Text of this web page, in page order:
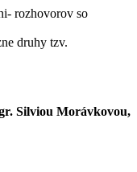
rozhovorov so
druhy tzv.
Silviou Morávkovou,